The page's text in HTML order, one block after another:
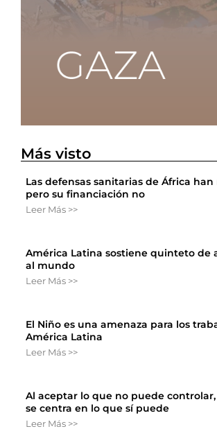
Más visto
Las defensas sanitarias de África han
pero su financiación no
Leer Más >>
América Latina sostiene quinteto de
al mundo
Leer Más >>
El Niño es una amenaza para los
América Latina
Leer Más >>
Al aceptar lo que no puede
se centra en lo que sí puede
Leer Más >>